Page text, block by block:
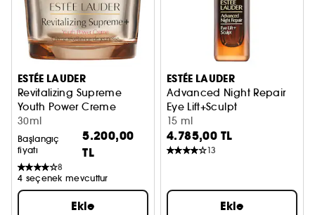
ESTÉE LAUDER
Revitalizing Supreme
Youth Power Creme
Yüz Kremi
30ml
Başlangıç
fiyatı
5.200,00
TL
8
4 seçenek mevcuttur
Ekle
ESTÉE LAUDER
Advanced Night Repair
Eye Lift+Sculpt
Göz Kremi
15 ml
4.785,00 TL
13
Ekle